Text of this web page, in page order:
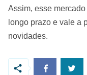
Assim, esse mercado
longo prazo e vale a
novidades.